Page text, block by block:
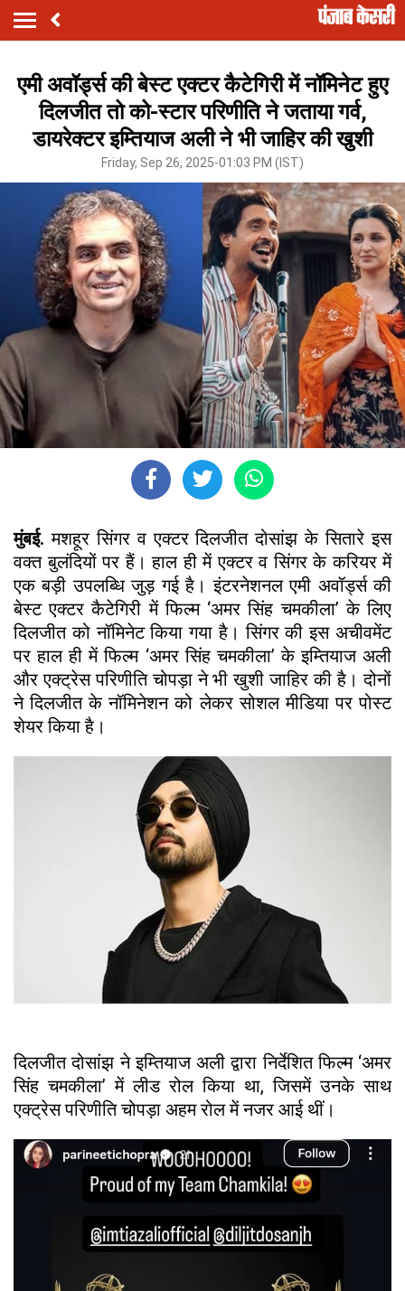
एमी अवॉर्ड्स की बेस्ट एक्टर कैटेगिरी में नॉमिनेट हुए
दिलजीत तो को-स्टार परिणीति ने जताया गर्व,
डायरेक्टर इम्तियाज अली ने भी जाहिर की खुशी
Friday, Sep 26, 2025-01:03 PM (IST)
मुंबई.मशहूर सिंगर व एक्टर दिलजीत दोसांझ के सितारे इस
वक्त बुलंदियों पर हैं। हाल ही में एक्टर व सिंगर के करियर में
एक बड़ी उपलब्धि जुड़ गई है। इंटरनेशनल एमी अवॉर्ड्स की
बेस्ट एक्टर कैटेगिरी में फिल्म ‘अमर सिंह चमकीला’ के लिए
दिलजीत को नॉमिनेट किया गया है। सिंगर की इस अचीवमेंट
पर हाल ही में फिल्म ‘अमर सिंह चमकीला’ के इम्तियाज अली
और एक्ट्रेस परिणीति चोपड़ा ने भी खुशी जाहिर की है। दोनों
ने दिलजीत के नॉमिनेशन को लेकर सोशल मीडिया पर पोस्ट
शेयर किया है।
दिलजीत दोसांझ ने इम्तियाज अली द्वारा निर्देशित फिल्म ‘अमर
सिंह चमकीला’ में लीड रोल किया था, जिसमें उनके साथ
एक्ट्रेस परिणीति चोपड़ा अहम रोल में नजर आई थीं।